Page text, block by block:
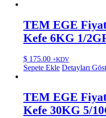
TEM EGE
Kefe 6KG 1/
$ 175.00 +KDV
Sepete Ekle Detayları
TEM EGE
Kefe 30KG 5/